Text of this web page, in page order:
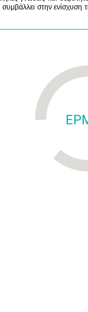
στην ενίσχυση